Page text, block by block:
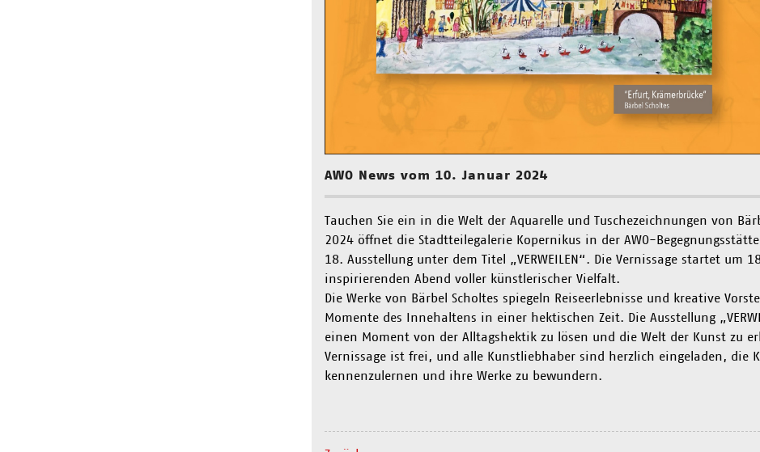
AWO News vom 10. Januar 2024
Tauchen Sie ein in die Welt der Aquarelle und Tuschezeichnungen von
2024 öffnet die Stadtteilegalerie Kopernikus in der AWO-
18. Ausstellung unter dem Titel „VERWEILEN“. Die Vernissage startet um
inspirierenden Abend voller künstlerischer Vielfalt.
Die Werke von Bärbel Scholtes spiegeln Reiseerlebnisse und kreative
Momente des Innehaltens in einer hektischen Zeit. Die Ausstellung
einen Moment von der Alltagshektik zu lösen und die Welt der Kunst zu
Vernissage ist frei, und alle Kunstliebhaber sind herzlich eingeladen, die
kennenzulernen und ihre Werke zu bewundern.